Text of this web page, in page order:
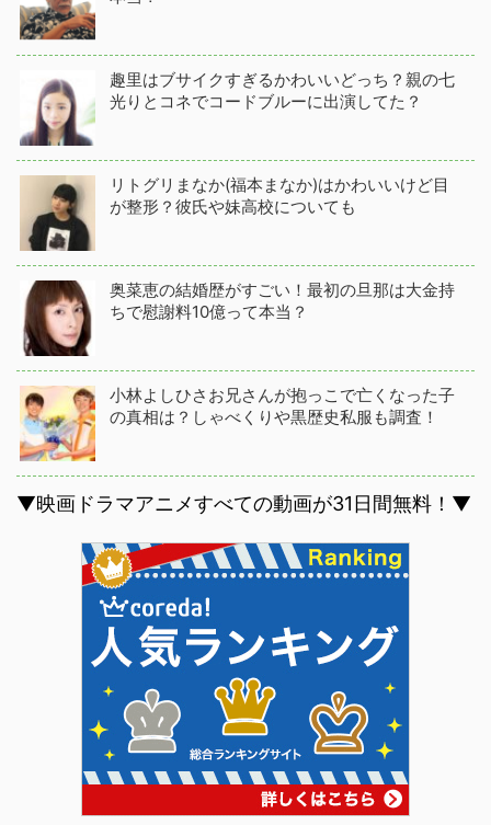
趣里はブサイクすぎるかわいいどっち？親の七
光りとコネでコードブルーに出演してた？
リトグリまなか(福本まなか)はかわいいけど目
が整形？彼氏や妹高校についても
奥菜恵の結婚歴がすごい！最初の旦那は大金持
ちで慰謝料10億って本当？
小林よしひさお兄さんが抱っこで亡くなった子
の真相は？しゃべくりや黒歴史私服も調査！
▼映画ドラマアニメすべての動画が31日間無料！▼